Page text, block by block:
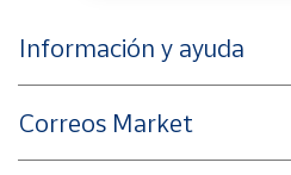
Información y ayuda
Correos Market